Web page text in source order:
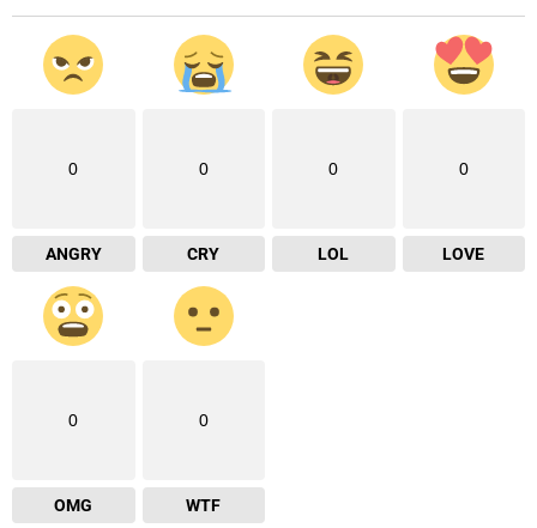
0
ANGRY
0
CRY
0
LOL
0
LOVE
0
OMG
0
WTF